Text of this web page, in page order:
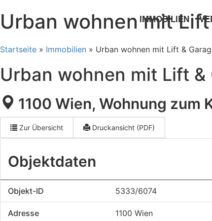
IMMOBILIEN
Urban wohnen mit
Startseite » Immobilien » Urban wohnen mit Lift &
Urban wohnen mit Lift &
1100 Wien, Wohnung zum
Zur Übersicht Druckansicht (PDF)
Objektdaten
Objekt-ID 5333/6074
Adresse
1100 Wien